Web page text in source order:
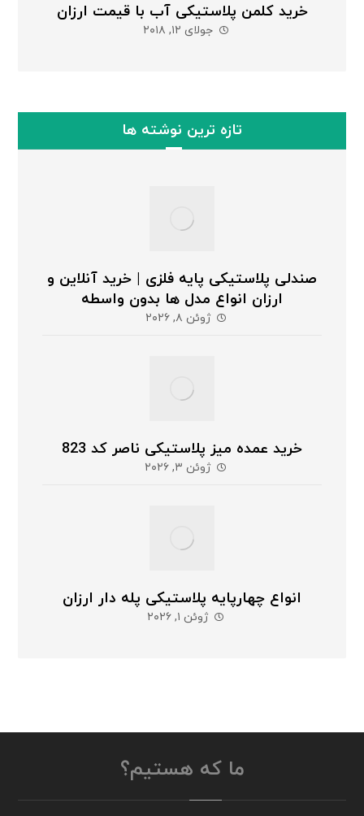
خرید کلمن پلاستیکی آب با قیمت ارزان
جولای ۱۲, ۲۰۱۸
تازه ترین نوشته ها
صندلی پلاستیکی پایه فلزی | خرید آنلاین و
ارزان انواع مدل ها بدون واسطه
ژوئن ۸, ۲۰۲۶
خرید عمده میز پلاستیکی ناصر کد 823
ژوئن ۳, ۲۰۲۶
انواع چهارپایه پلاستیکی پله دار ارزان
ژوئن ۱, ۲۰۲۶
ما که هستیم؟